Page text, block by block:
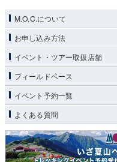
M.O.C.について
お申し込み方法
イベント・ツアー取扱店舗
フィールドベース
イベント予約一覧
よくある質問